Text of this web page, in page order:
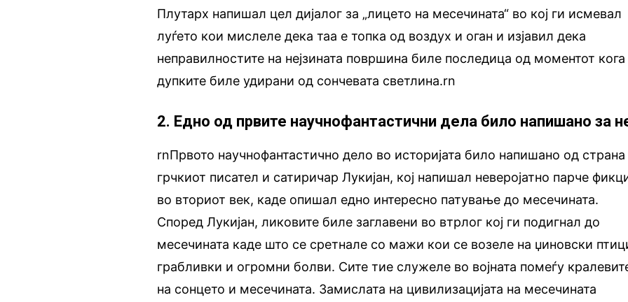
Плутарх напишал цел дијалог за „лицето на месечината“ во кој ги исмевал
луѓето кои мислеле дека таа е топка од воздух и оган и изјавил дека
неправилностите на нејзината површина биле последица од моментот кога
дупките биле удирани од сончевата светлина.rn
2. Едно од првите научнофантастични дела било напишано за
rnПрвото научнофантастично дело во историјата било напишано од страна
грчкиот писател и сатиричар Лукијан, кој напишал неверојатно парче
во вториот век, каде опишал едно интересно патување до месечината.
Според Лукијан, ликовите биле заглавени во втрлог кој ги подигнал до
месечината каде што се сретнале со мажи кои се возеле на џиновски
грабливки и огромни болви. Сите тие служеле во војната помеѓу
на сонцето и месечината. Замислата на цивилизацијата на месечината